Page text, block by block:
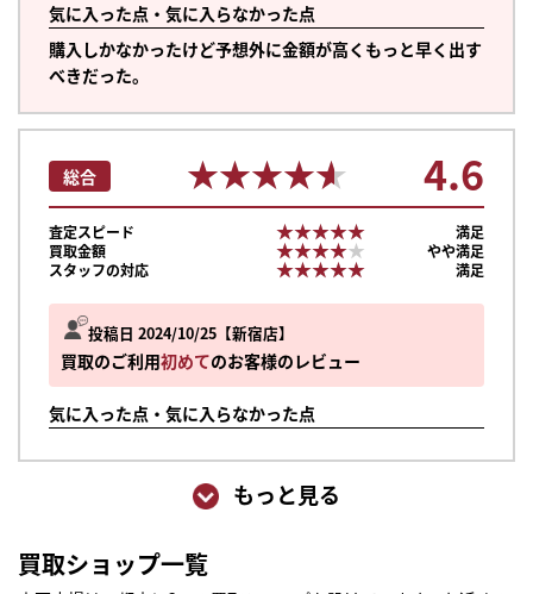
気に入った点・気に入らなかった点
購入しかなかったけど予想外に金額が高くもっと早く出す
べきだった。
投稿日 2024/10/25 新宿店
買取のご利用初めてのお客様のレビュー
気に入った点・気に入らなかった点
総合 ★★★★★
★★★★★ 4.6
査定スピード ★★★★★
★★★★★
満足
買取金額
★★★★★
★★★★★
やや満足
スタッフの対応
★★★★★
★★★★★ 満足
もっと見る
買取ショップ一覧かんたん30秒でお試し査定